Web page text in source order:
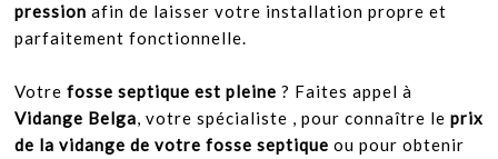
pression afin de laisser votre installation propre et
parfaitement fonctionnelle.
Votre fosse septique est pleine ? Faites appel à
Vidange Belga, votre spécialiste , pour connaître le prix
de la vidange de votre fosse septique ou pour obtenir